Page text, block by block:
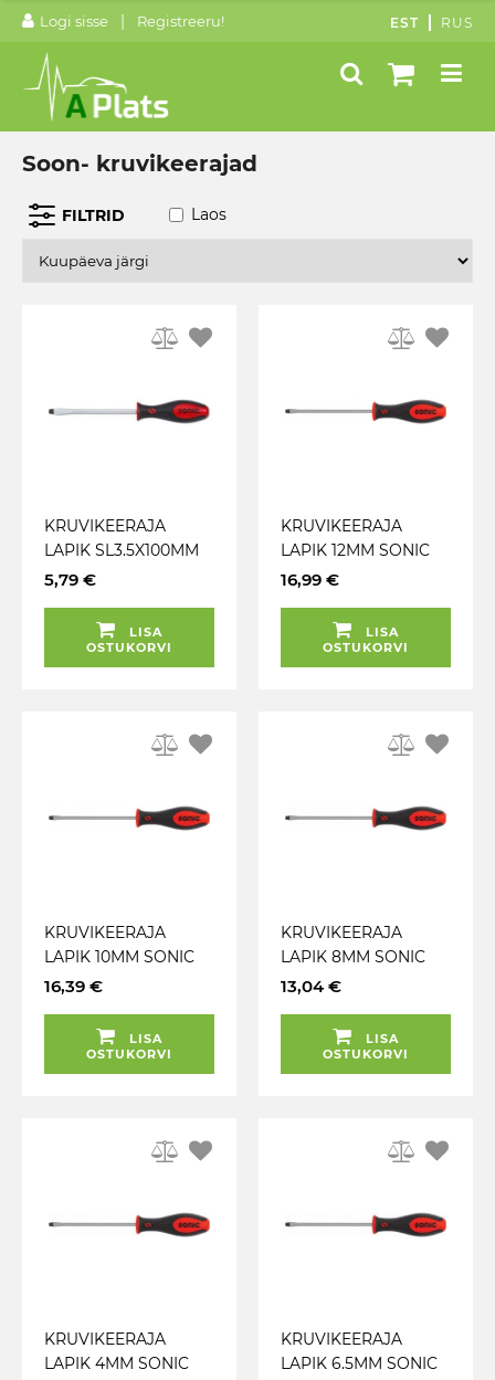
Logi sisse | Registreeru! EST RUS
Soon- kruvikeerajad
FILTRID Laos
KRUVIKEERAJA
LAPIK SL3.5X100MM
SONIC
5,79 €
LISA
OSTUKORVI
KRUVIKEERAJA
LAPIK 12MM SONIC
16,99 €
LISA
OSTUKORVI
KRUVIKEERAJA
LAPIK 10MM SONIC
16,39 €
LISA
OSTUKORVI
KRUVIKEERAJA
LAPIK 8MM SONIC
13,04 €
LISA
OSTUKORVI
KRUVIKEERAJA
LAPIK 4MM SONIC
KRUVIKEERAJA
LAPIK 6.5MM SONIC